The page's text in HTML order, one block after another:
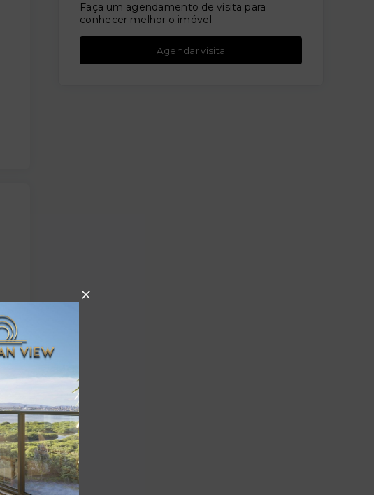
Faça um agendamento de visita para
conhecer melhor o imóvel.
Agendar visita